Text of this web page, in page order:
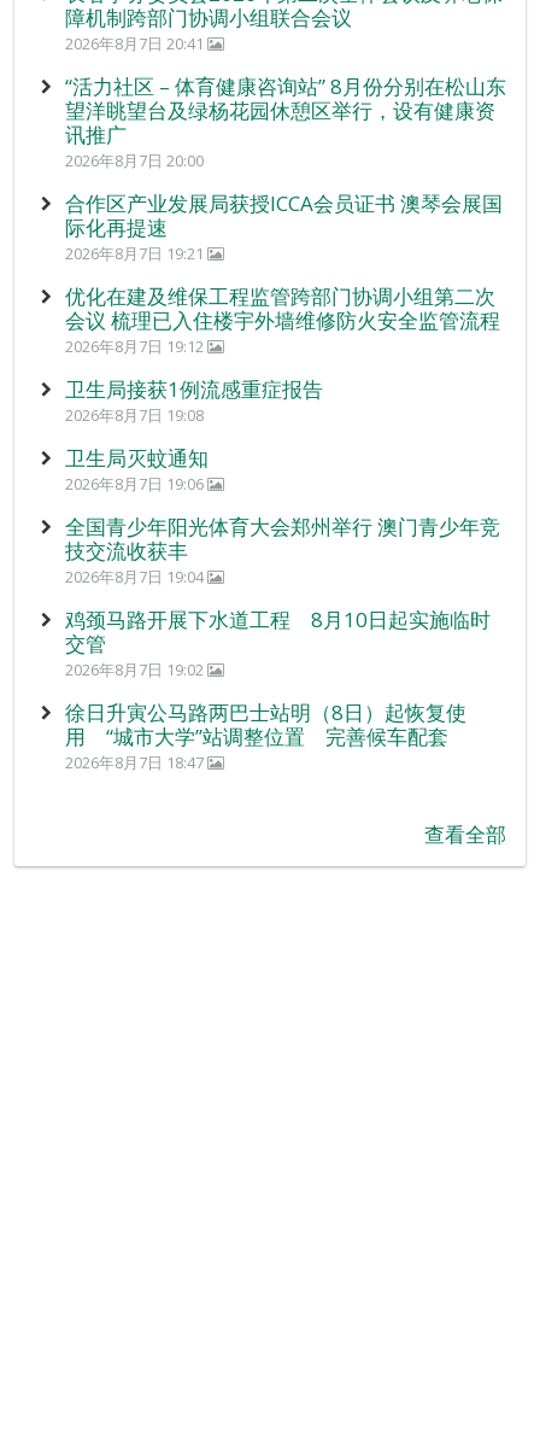
障机制跨部门协调小组联合会议
2026年8月7日 20:41
“活力社区 – 体育健康咨询站” 8月份分别在松山东
望洋眺望台及绿杨花园休憩区举行，设有健康资
讯推广
2026年8月7日 20:00
合作区产业发展局获授ICCA会员证书 澳琴会展国
际化再提速
2026年8月7日 19:21
优化在建及维保工程监管跨部门协调小组第二次
会议 梳理已入住楼宇外墙维修防火安全监管流程
2026年8月7日 19:12
卫生局接获1例流感重症报告
2026年8月7日 19:08
卫生局灭蚊通知
2026年8月7日 19:06
全国青少年阳光体育大会郑州举行 澳门青少年竞
技交流收获丰
2026年8月7日 19:04
鸡颈马路开展下水道工程 8月10日起实施临时
交管
2026年8月7日 19:02
徐日升寅公马路两巴士站明（8日）起恢复使
用 “城市大学”站调整位置 完善候车配套
2026年8月7日 18:47
查看全部